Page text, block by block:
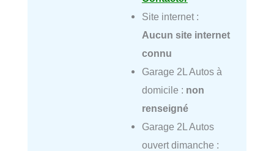
Site internet :
Aucun site internet
connu
Garage 2L Autos à
domicile : non
renseigné
Garage 2L Autos
ouvert dimanche :